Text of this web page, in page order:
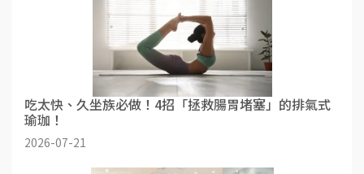
吃太快、久坐族必做！4招「拯救腸胃堵塞」的排氣式
瑜珈！
2026-07-21